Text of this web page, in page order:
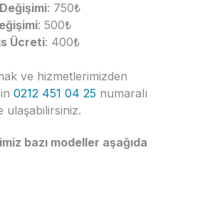
: 750₺
: 500₺
Ücreti: 400₺
ve hizmetlerimizden
0212 451 04 25 numaralı
ulaşabilirsiniz.
bazı modeller aşağıda